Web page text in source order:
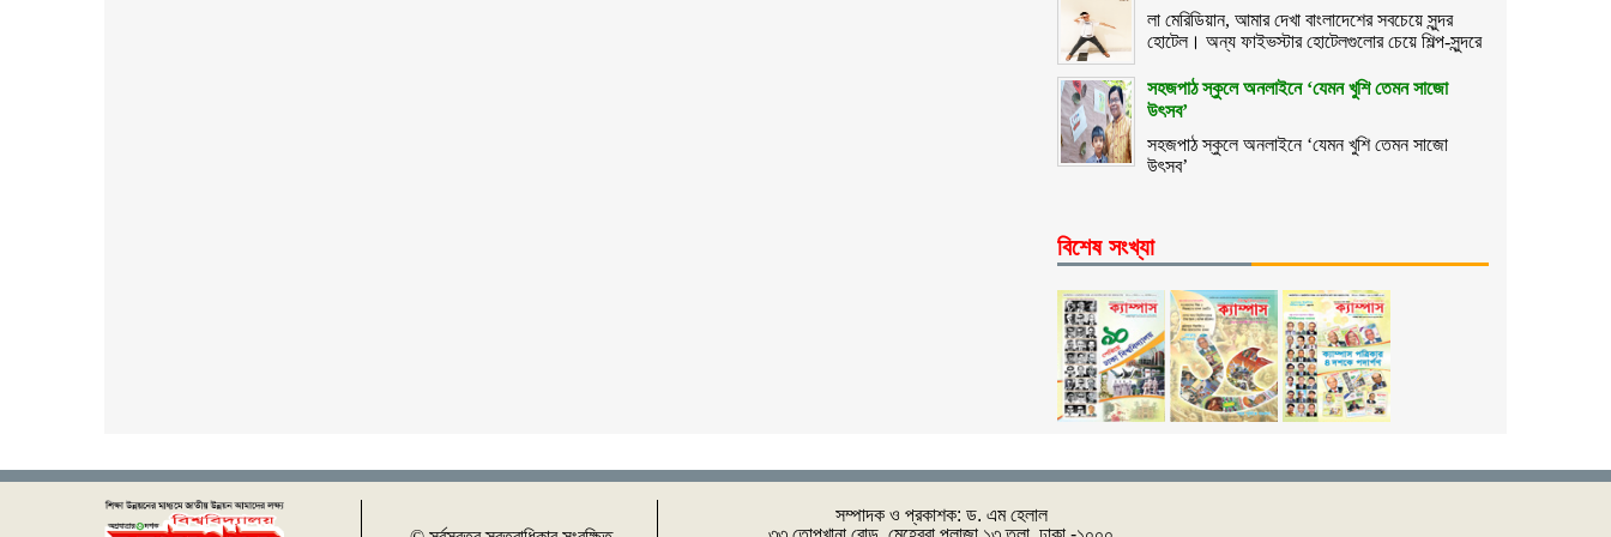
লা মেরিডিয়ান, আমার দেখা বাংলাদেশের সবচেয়ে সুন্দর
হোটেল। অন্য ফাইভস্টার হোটেলগুলোর চেয়ে শিল্প-সুন্দরে
সহজপাঠ স্কুলে অনলাইনে ‘যেমন খুশি তেমন সাজো
উৎসব’
সহজপাঠ স্কুলে অনলাইনে ‘যেমন খুশি তেমন সাজো
উৎসব’
বিশেষ সংখ্যা
সম্পাদক ও প্রকাশক: ‌ড. এম হেলাল